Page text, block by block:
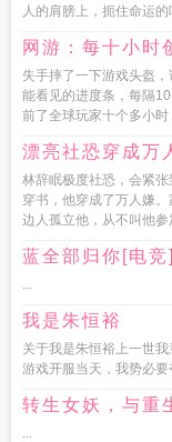
人的肩膀上，扼住命运
网游：每十小时
失手摔了一下游戏头盔
能看见的进度条，每隔
前了全球玩家十个多小
漂亮社恐穿成万
林辞眠极度社恐，会紧
穿书，他穿成了万人嫌
边人孤立他，从不叫他
蓝全部归你[电竞]
...
我是朱恒裕
关于我是朱恒裕上一世
游戏开服当天，我势必
转生女妖，与重
...